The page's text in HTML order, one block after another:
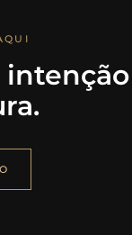
intenção